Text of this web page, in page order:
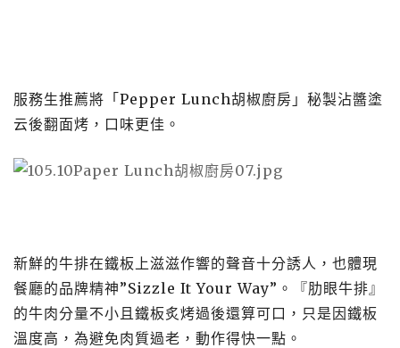
服務生推薦將「Pepper Lunch胡椒廚房」秘製沾醬塗
云後翻面烤，口味更佳。
新鮮的牛排在鐵板上滋滋作響的聲音十分誘人，也體現
餐廳的品牌精神”Sizzle It Your Way”。『肋眼牛排』
的牛肉分量不小且鐵板炙烤過後還算可口，只是因鐵板
溫度高，為避免肉質過老，動作得快一點。